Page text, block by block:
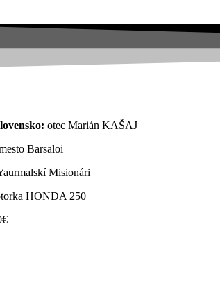
otec Marián KAŠAJ
Barsaloi
Misionári
HONDA 250